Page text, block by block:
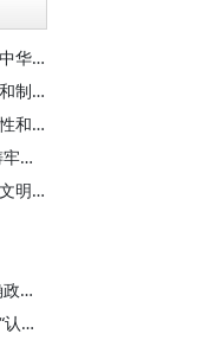
崔榕 李桂阳：“两个结合”视域下铸牢中华民族共同体意识的理论创新
叶纪训：相信这面旗——方向、道路和制度上擎起党的一面旗
纳日碧力戈：中华民族共同体的泥土性和日常性——基于本土知识与民间智慧的探讨
杨福泉 杨琼珍：跨族际艺术交融与铸牢中华民族共同体意识之关系——以纳西族为例
郑要：中华民族共同体：马克思主义文明观的当代中国民族叙事
龙柏林 韩喆：大历史观视域下的正确政绩观
王江成：铸牢中华民族共同体意识的“认同价值”分析